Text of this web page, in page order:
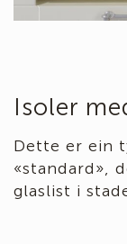
Isoler
Dette er ein
«standard»,
glaslist i